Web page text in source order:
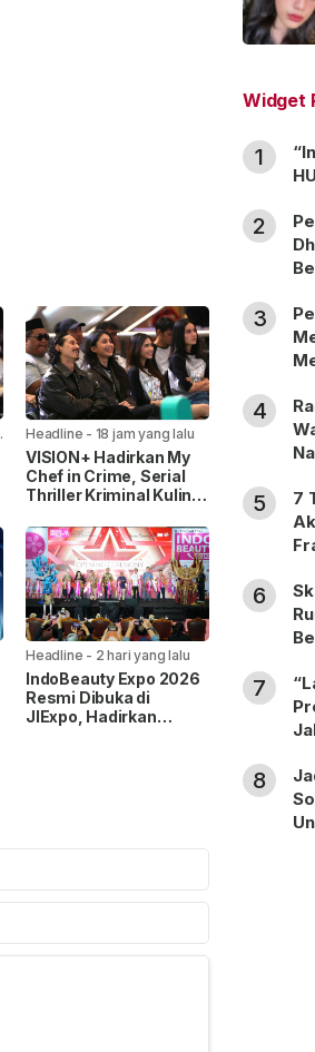
Headline - 18 jam yang lalu
VISION+ Hadirkan My
Chef in Crime, Serial
Thriller Kriminal Kuliner
Headline - 2 hari yang lalu
IndoBeauty Expo 2026
Resmi Dibuka di
JIExpo, Hadirkan
Widget
1
2
3
4
5
7
6
7
8